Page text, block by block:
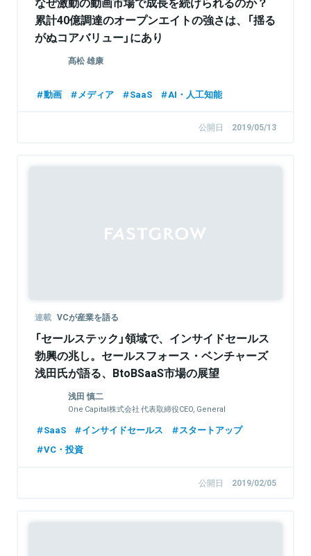
累計40億調達のオープンエイトの強さは、「揺る
がぬコアバリュー」にあり
髙松 雄康
動画 メディア SaaS AI・人工知能
公開日 2019/05/13
連載 VCが産業を語る
「セールステック」領域で、インサイドセールス
勃興の兆し。セールスフォース・ベンチャーズ
浅田氏が語る、BtoBSaaS市場の展望
浅田 慎二
One Capital株式会社 代表取締役CEO, General
SaaS インサイドセールス
スタートアップ
VC・投資
公開日 2019/02/05